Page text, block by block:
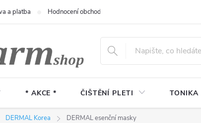
a platba Hodnocení obchodu
* AKCE * ČIŠTĚNÍ PLETI TONIKA
DERMAL Korea DERMAL esenční masky